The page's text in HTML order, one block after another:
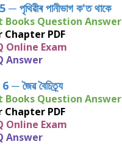
─ পৃথিৱীৰ পানীভাগ ক'ত থাকে
Books Question Answer
Chapter PDF
Online Exam
Answer
─জৈৱ বৈচিত্ৰ্য
Books Question Answer
Chapter PDF
Online Exam
Answer